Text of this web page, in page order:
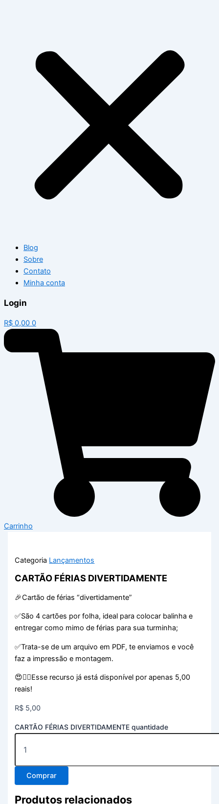
Blog
Sobre
Contato
Minha conta
Login
R$ 0,00 0
Carrinho
Categoria Lançamentos
CARTÃO FÉRIAS DIVERTIDAMENTE
🎉Cartão de férias “divertidamente”
✅São 4 cartões por folha, ideal para colocar balinha e
entregar como mimo de férias para sua turminha;
✅Trata-se de um arquivo em PDF, te enviamos e você
faz a impressão e montagem.
😍👆🏻Esse recurso já está disponível por apenas 5,00
reais!
R$ 5,00
CARTÃO FÉRIAS DIVERTIDAMENTE quantidade
Comprar
Produtos relacionados